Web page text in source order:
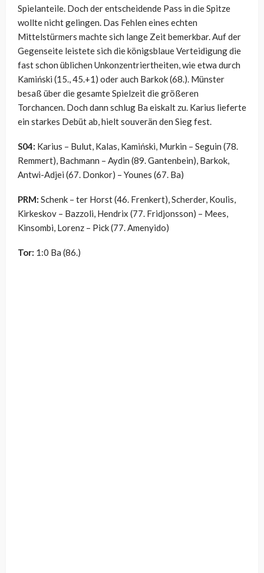
Spielanteile. Doch der entscheidende Pass in die Spitze
wollte nicht gelingen. Das Fehlen eines echten
Mittelstürmers machte sich lange Zeit bemerkbar. Auf der
Gegenseite leistete sich die königsblaue Verteidigung die
fast schon üblichen Unkonzentriertheiten, wie etwa durch
Kamiński (15., 45.+1) oder auch Barkok (68.). Münster
besaß über die gesamte Spielzeit die größeren
Torchancen. Doch dann schlug Ba eiskalt zu. Karius lieferte
ein starkes Debüt ab, hielt souverän den Sieg fest.
S04: Karius – Bulut, Kalas, Kamiński, Murkin – Seguin (78.
Remmert), Bachmann – Aydin (89. Gantenbein), Barkok,
Antwi-Adjei (67. Donkor) – Younes (67. Ba)
PRM: Schenk – ter Horst (46. Frenkert), Scherder, Koulis,
Kirkeskov – Bazzoli, Hendrix (77. Fridjonsson) – Mees,
Kinsombi, Lorenz – Pick (77. Amenyido)
Tor: 1:0 Ba (86.)